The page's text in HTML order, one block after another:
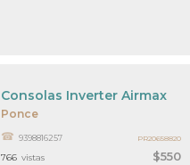
Ponce
$550
Consolas Inverter Airmax
9398816257
766 vistas
PR20658820